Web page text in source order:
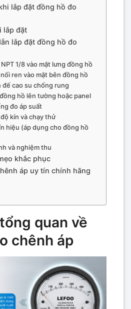
lắp đặt đồng hồ đo
lắp đặt
lắp đặt đồng hồ đo
1/8 vào mặt lưng đồng hồ
ren vào mặt bên đồng hồ
đế cao su chống rung
hồ lên tường hoặc panel
đo áp suất
kín và chạy thử
hiệu (áp dụng cho đồng hồ
và nghiệm thu
khắc phục
áp uy tín chính hãng
quan về
chênh áp